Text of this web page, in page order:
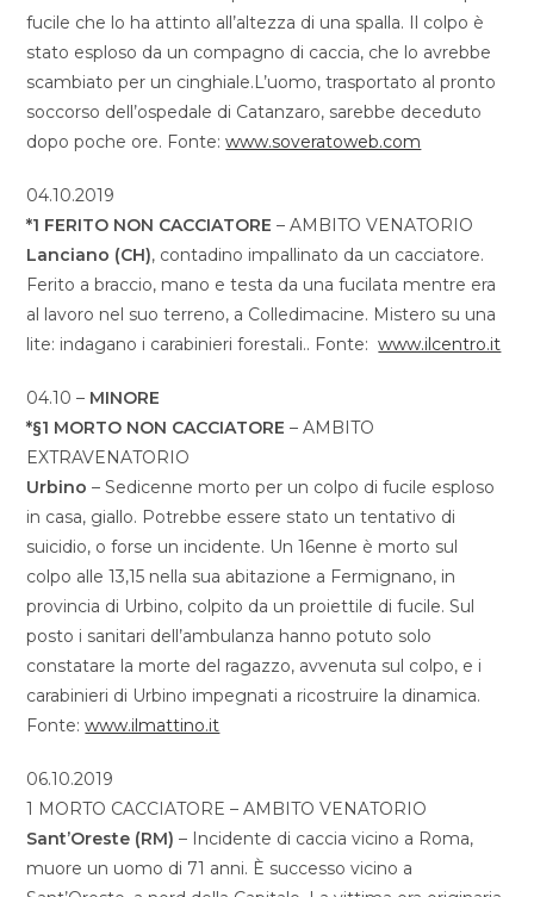
fucile che lo ha attinto all’altezza di una spalla. Il colpo è
stato esploso da un compagno di caccia, che lo avrebbe
scambiato per un cinghiale.L’uomo, trasportato al pronto
soccorso dell’ospedale di Catanzaro, sarebbe deceduto
dopo poche ore. Fonte:www.soveratoweb.com
04.10.2019
*1 FERITO NON CACCIATORE – AMBITO VENATORIO
Lanciano (CH), contadino impallinato da un cacciatore.
Ferito a braccio, mano e testa da una fucilata mentre era
al lavoro nel suo terreno, a Colledimacine. Mistero su una
lite: indagano i carabinieri forestali.. Fonte:www.ilcentro.it
04.10 – MINORE
*§1 MORTO NON CACCIATORE – AMBITO
EXTRAVENATORIO
Urbino – Sedicenne morto per un colpo di fucile esploso
in casa, giallo. Potrebbe essere stato un tentativo di
suicidio, o forse un incidente. Un 16enne è morto sul
colpo alle 13,15 nella sua abitazione a Fermignano, in
provincia di Urbino, colpito da un proiettile di fucile. Sul
posto i sanitari dell’ambulanza hanno potuto solo
constatare la morte del ragazzo, avvenuta sul colpo, e i
carabinieri di Urbino impegnati a ricostruire la dinamica.
Fonte:www.ilmattino.it
06.10.2019
1 MORTO CACCIATORE – AMBITO VENATORIO
Sant’Oreste (RM) – Incidente di caccia vicino a Roma,
muore un uomo di 71 anni. È successo vicino a